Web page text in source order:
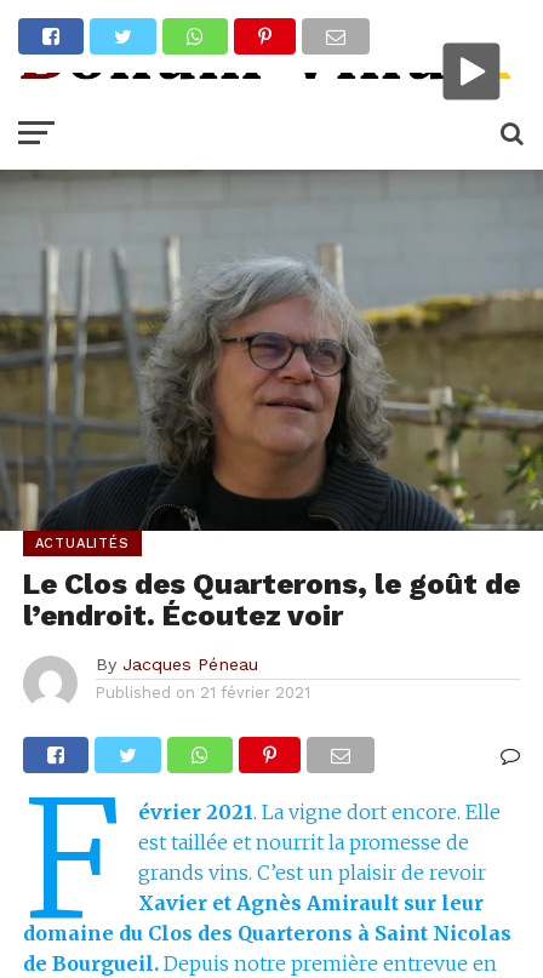
ACTUALITÉS
Le Clos des Quarterons, le goût de
l’endroit. Écoutez voir
By Jacques Péneau
Published on 21 février 2021
F évrier 2021. La vigne dort encore. Elle
est taillée et nourrit la promesse de
grands vins. C’est un plaisir de revoir
Xavier et Agnès Amirault sur leur
domaine du Clos des Quarterons à Saint Nicolas
de Bourgueil. Depuis notre première entrevue en